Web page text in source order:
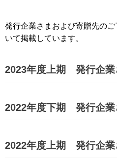
発行企業さまおよび寄贈先の
いて掲載しています。
2023年度上期 発行企業
2022年度下期 発行企業
2022年度上期 発行企業